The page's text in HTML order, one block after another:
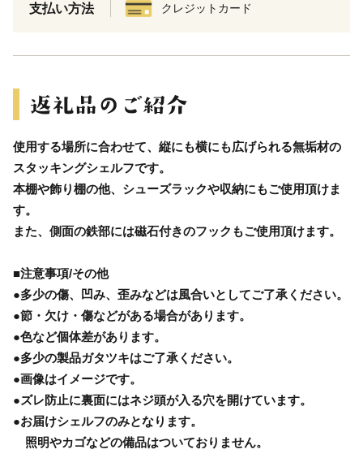
支払い方法 クレジットカード
使用する場所に合わせて、縦にも横にも広げられる無垢材の
スタッキングシェルフです。
本棚や飾り棚の他、シューズラックや収納にもご使用頂けま
す。
また、側面の鉄部には磁石付きのフックもご使用頂けます。
■注意事項/その他
●多少の傷、凹み、歪みなどは風合いとしてご了承ください。
●節・欠け・傷などがある場合があります。
●色など個体差があります。
●多少の製品ガタツキはご了承ください。
●画像はイメージです。
●ズレ防止に裏面にはネジ頭が入る穴を開けています。
●お届けシェルフのみとなります。
照明やカゴなどの備品はついておりません。